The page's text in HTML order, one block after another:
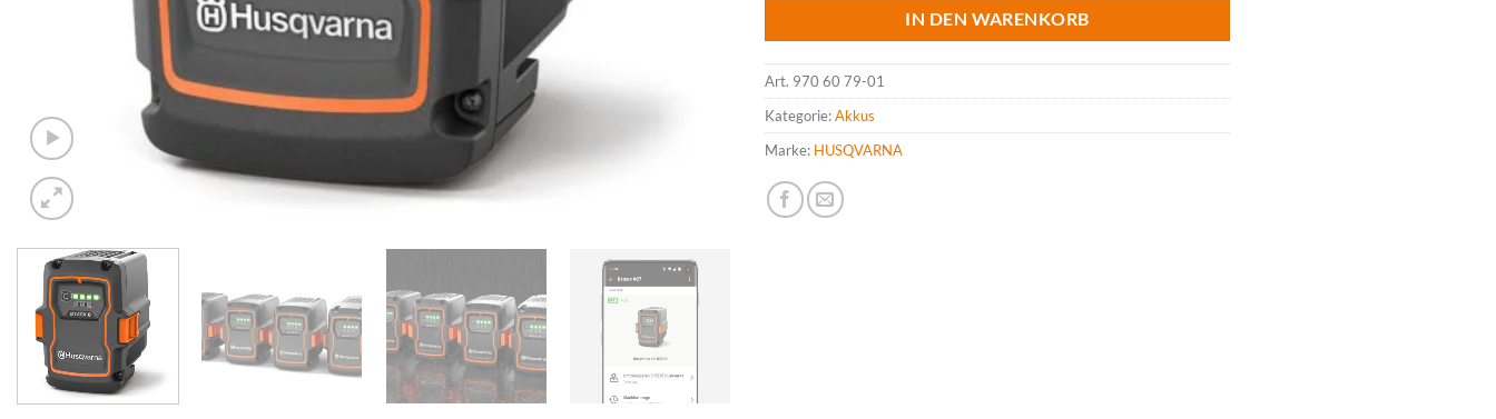
IN DEN WARENKORB
Art. 970 60 79-01
Kategorie:Akkus
Marke: HUSQVARNA